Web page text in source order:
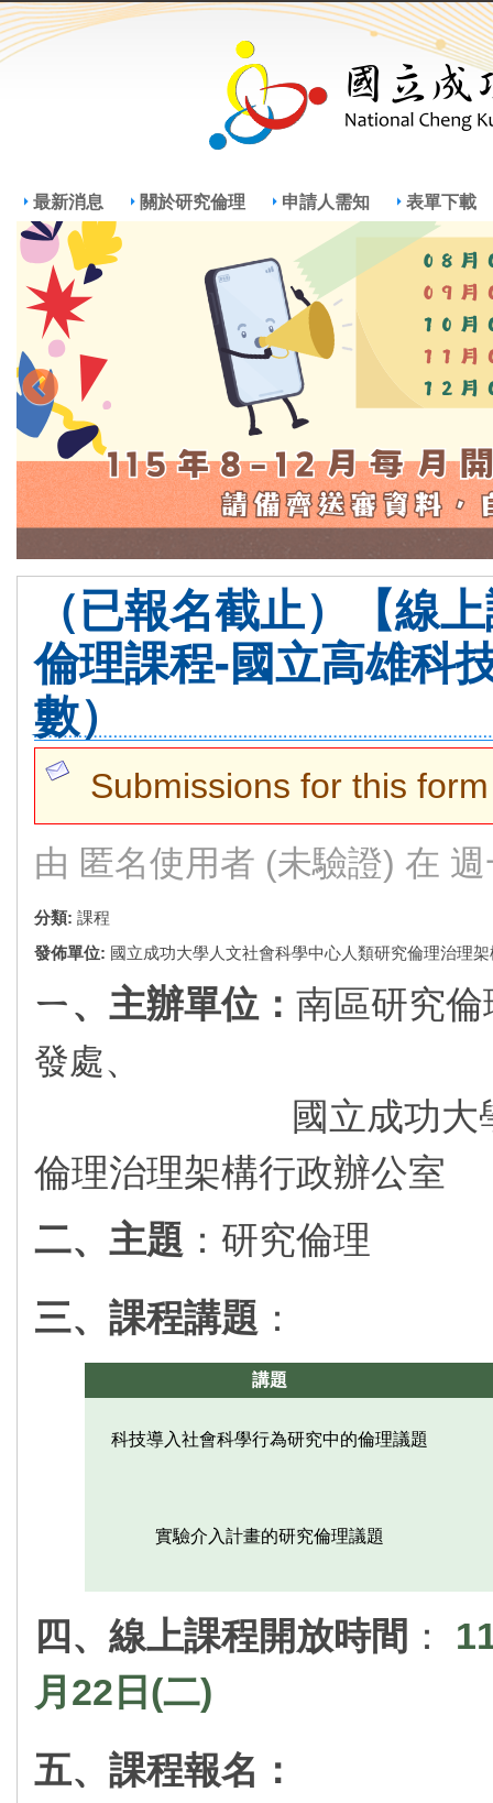
最新消息 關於研究倫理 申請人需知 表單下載
（已報名截止）【線
倫理課程-國立高雄科
數）
警告訊息
Submissions for this
由 匿名使用者 (未驗證) 在
分類: 課程
發佈單位: 國立成功大學人文社會科學中心人類研究倫理治理
ㄧ、主辦單位： 南區研究
發處、
國立成功大學人文
倫理治理架構行政辦公室
二、主題 ：研究倫理
三、課程講題 ：
講題
科技導入社會科學行為研究中的倫理議題
實驗介入計畫的研究倫理議題
四、線上課程開放時間 ：
月22日(二)
五、課程報名：